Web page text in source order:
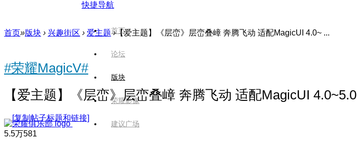
快捷导航
首页
论坛
版块
荣耀影像
建议广场
首页»版块 › 兴趣街区 › 爱主题 ›【爱主题】《层峦》层峦叠嶂 奔腾飞动 适配MagicUI 4.0~ ...
#荣耀MagicV#
【爱主题】《层峦》层峦叠嶂 奔腾飞动 适配MagicUI 4.0~5.0
[复制帖子标题和链接]
5.5万581